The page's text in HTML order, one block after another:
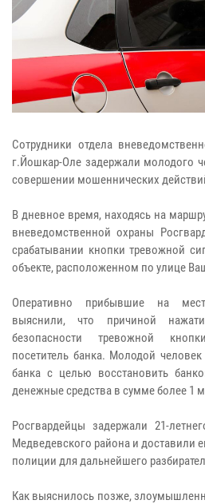
Сотрудники отдела
г.Йошкар-Оле задержали молодого
совершении мошеннических
В дневное время, находясь на
вневедомственной охраны
срабатывании кнопки тревожной
объекте, расположенном по улице
Оперативно прибывшие на
выяснили, что причиной
безопасности тревожной
посетитель банка. Молодой
банка с целью восстановить
денежные средства в сумме более 1
Росгвардейцы задержали 21-
Медведевского района и доставили
полиции для дальнейшего
Как выяснилось позже,